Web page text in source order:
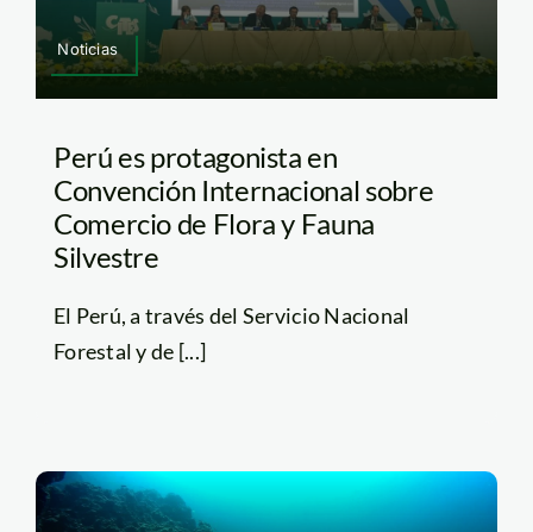
Noticias
Perú es protagonista en
Convención Internacional sobre
Comercio de Flora y Fauna
Silvestre
El Perú, a través del Servicio Nacional
Forestal y de [...]